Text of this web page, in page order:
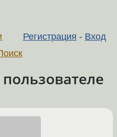
Регистрация - Вход